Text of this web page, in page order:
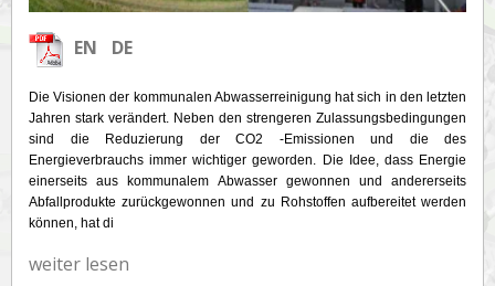
EN DE
Die Visionen der kommunalen Abwasserreinigung hat sich in den letzten
Jahren stark verändert. Neben den strengeren Zulassungsbedingungen
sind die Reduzierung der CO2 -Emissionen und die des
Energieverbrauchs immer wichtiger geworden. Die Idee, dass Energie
einerseits aus kommunalem Abwasser gewonnen und andererseits
Abfallprodukte zurückgewonnen und zu Rohstoffen aufbereitet werden
können, hat di
weiter lesen